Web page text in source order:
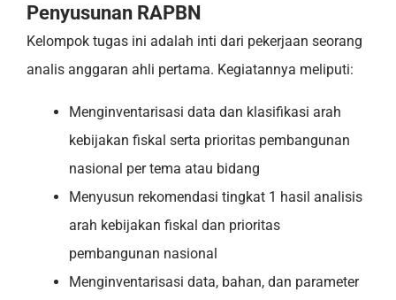
Penyusunan RAPBN
Kelompok tugas ini adalah inti dari pekerjaan seorang
analis anggaran ahli pertama. Kegiatannya meliputi:
Menginventarisasi data dan klasifikasi arah
kebijakan fiskal serta prioritas pembangunan
nasional per tema atau bidang
Menyusun rekomendasi tingkat 1 hasil analisis
arah kebijakan fiskal dan prioritas
pembangunan nasional
Menginventarisasi data, bahan, dan parameter